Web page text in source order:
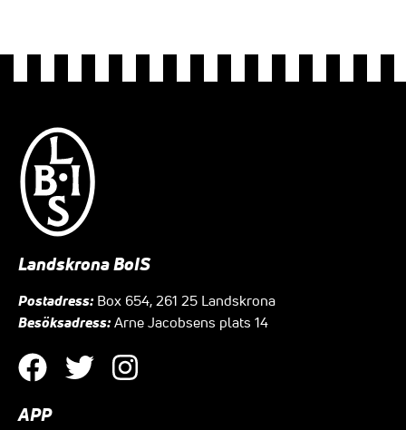
Landskrona BoIS
Postadress: Box 654, 261 25 Landskrona
Besöksadress: Arne Jacobsens plats 14
APP